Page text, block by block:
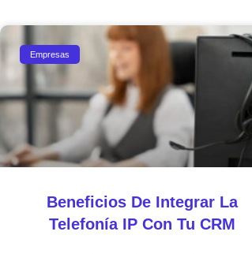
Empresas
Beneficios De Integrar La
Telefonía IP Con Tu CRM